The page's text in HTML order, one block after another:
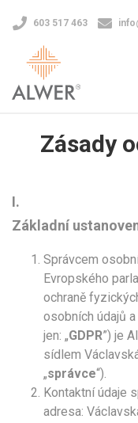
603 517 463
Zásady
I.
Základní
Správcem
Evropského
ochraně
osobních údajů
jen: „GDPR”) je
sídlem
„správce“).
Kontaktní údaje
adresa: